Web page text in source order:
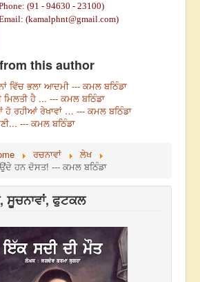
(91 - 94630 - 23100)
(kamalphnt@gmail.com)
this author
ਵਿੱਚ ਭਲਾ ਆਦਮੀ --- ਕਮਲ ਬਠਿੰਡਾ
ਹੈ ... --- ਕਮਲ ਬਠਿੰਡਾ
ਹੋ ਰਹੀਆਂ ਰੇਖਾਵਾਂ … --- ਕਮਲ ਬਠਿੰਡਾ
--- ਕਮਲ ਬਠਿੰਡਾ
ਰਚਨਾਵਾਂ
ਲੇਖ
ਹਨ ਦੋਸਤ! --- ਕਮਲ ਬਠਿੰਡਾ
ਸੂਚਨਾਵਾਂ, ਫੁਟਕਲ